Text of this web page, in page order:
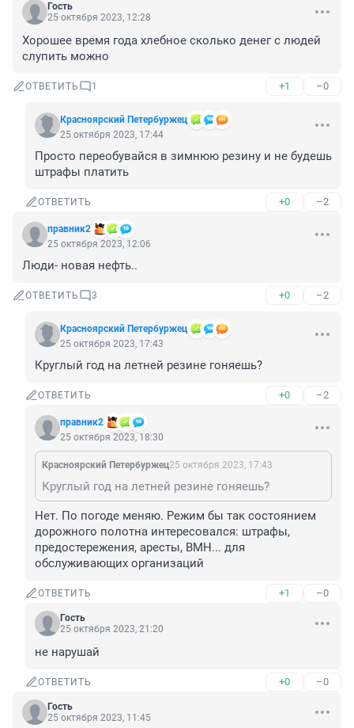
Гость
25 октября 2023, 12:28
Хорошее время года хлебное сколько денег с людей
слупить можно
ОТВЕТИТЬ 1 +1 –0
Красноярский Петербуржец
25 октября 2023, 17:44
Просто переобувайся в зимнюю резину и не будешь
штрафы платить
ОТВЕТИТЬ +0 –2
правник2
25 октября 2023, 12:06
Люди- новая нефть..
ОТВЕТИТЬ 3 +0 –2
Красноярский Петербуржец
25 октября 2023, 17:43
Круглый год на летней резине гоняешь?
ОТВЕТИТЬ +0 –2
правник2
25 октября 2023, 18:30
Красноярский Петербуржец25 октября 2023, 17:43
Круглый год на летней резине гоняешь?
Нет. По погоде меняю. Режим бы так состоянием
дорожного полотна интересовался: штрафы,
предостережения, аресты, ВМН... для
обслуживающих организаций
ОТВЕТИТЬ +1 –0
Гость
25 октября 2023, 21:20
не нарушай
ОТВЕТИТЬ +0 –0
Гость
25 октября 2023, 11:45